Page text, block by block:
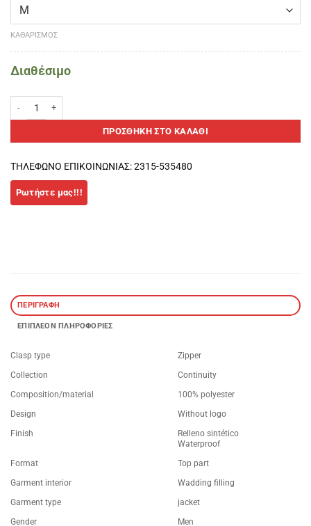
ΚΑΘΑΡΙΣΜΌΣ
Διαθέσιμο
ΠΡΟΣΘΉΚΗ ΣΤΟ ΚΑΛΆΘΙ
ΤΗΛΕΦΩΝΟ ΕΠΙΚΟΙΝΩΝΙΑΣ: 2315-535480
ΠΕΡΙΓΡΑΦΉ
ΕΠΙΠΛΈΟΝ ΠΛΗΡΟΦΟΡΊΕΣ
Clasp type
Zipper
Collection
Continuity
Composition/material
100% polyester
Design
Without logo
Finish
Relleno sintético
Waterproof
Format
Top part
Garment interior
Wadding filling
Garment type
jacket
Gender
Men